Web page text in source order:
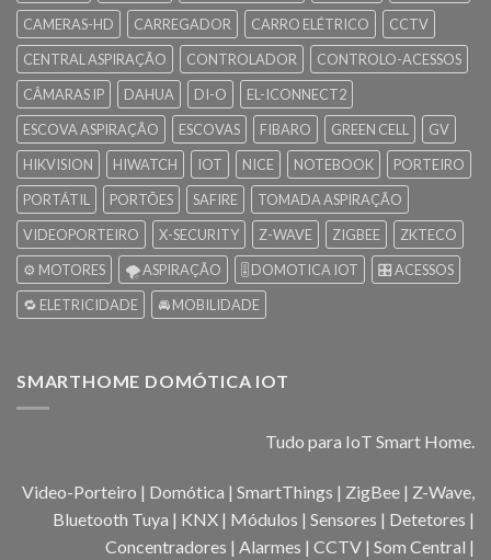
CAMERAS-HD
CARREGADOR CARRO ELÉTRICO
CCTV
CENTRAL ASPIRAÇÃO
CONTROLADOR
CONTROLO-ACESSOS
CÂMARAS IP
DAHUA DI-O
EL-ICONNECT2
ESCOVA ASPIRAÇÃO
ESCOVAS FIBARO GREEN CELL
GV
HIKVISION
HIWATCH IOT NICE NOTEBOOK
PORTEIRO
PORTÁTIL
PORTÕES SAFIRE
TOMADA ASPIRAÇÃO
VIDEOPORTEIRO
X-SECURITY Z-WAVE ZIGBEE
ZKTECO
⚙️ MOTORES
🌪️ ASPIRAÇÃO 🎚️ DOMOTICA IOT
🎛️ ACESSOS
🔁 ELETRICIDADE
🚘 MOBILIDADE
SMARTHOME DOMÓTICA IOT
Tudo para IoT Smart Home.
Video-Porteiro | Domótica | SmartThings | ZigBee | Z-Wave,
Bluetooth Tuya | KNX | Módulos | Sensores | Detetores |
Concentradores | Alarmes | CCTV | Som Central |